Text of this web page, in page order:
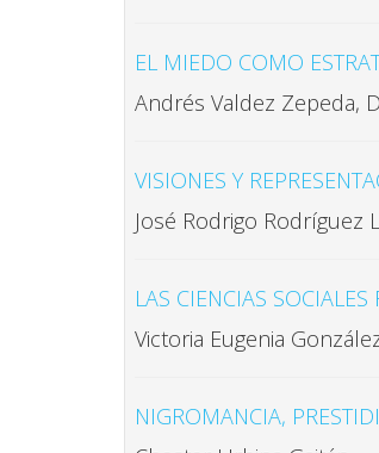
EL MIEDO COMO
Andrés Valdez Zepeda,
VISIONES Y
José Rodrigo Rodríguez
LAS CIENCIAS
Victoria Eugenia
NIGROMANCIA,